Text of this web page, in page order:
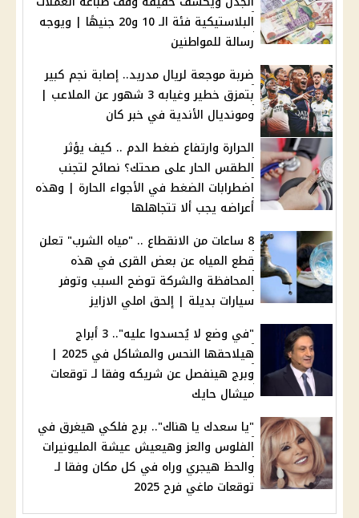
البلاستيكية فئة الـ 10 و20 جنيهًا | ويوجه
رسالة للمواطنين
ضربة موجعة لريال مدريد.. إصابة نجم كبير
بتمزق خطير وغيابه 3 شهور عن الملاعب |
ومونديال الأندية في خبر كان
الحرارة وارتفاع ضغط الدم .. كيف يؤثر
الطقس الحار على صحتك؟ نصائح لتجنب
اضطرابات الضغط في الأجواء الحارة | وهذه
أعراضه يجب ألا تتجاهلها
8 ساعات من الانقطاع .. "مياه الشرب" تعلن
قطع المياه عن بعض القرى في هذه
المحافظة والشركة توضح السبب وتوفر
سيارات بديلة | إلحق املي الازايز
"في وضع لا يُحسدوا عليه".. 3 أبراج
هيلاحقها النحس والمشاكل في 2025 |
وبرج هينفصل عن شريكه وفقا لـ توقعات
ميشال حايك
"يا سعدك يا هناك".. برج فلكي هيغرق في
الفلوس والعز وهيعيش عيشة المليونيرات
والحظ هيجري وراه في كل مكان وفقا لـ
توقعات ماغي فرح 2025